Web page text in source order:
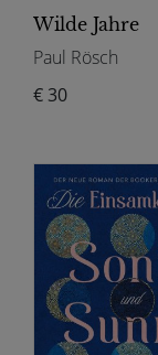
Wilde Jahre
Paul Rösch
€ 30